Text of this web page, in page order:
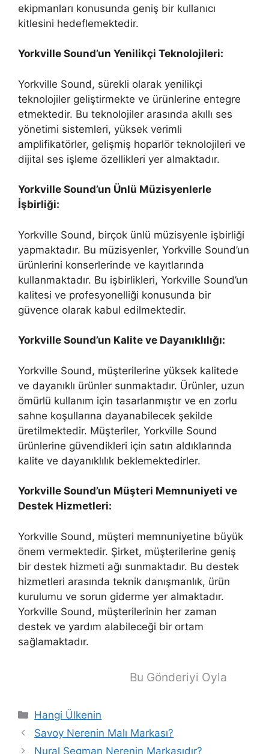
ekipmanları konusunda geniş bir kullanıcı
kitlesini hedeflemektedir.
Yorkville Sound’un Yenilikçi Teknolojileri:
Yorkville Sound, sürekli olarak yenilikçi
teknolojiler geliştirmekte ve ürünlerine entegre
etmektedir. Bu teknolojiler arasında akıllı ses
yönetimi sistemleri, yüksek verimli
amplifikatörler, gelişmiş hoparlör teknolojileri ve
dijital ses işleme özellikleri yer almaktadır.
Yorkville Sound’un Ünlü Müzisyenlerle
İşbirliği:
Yorkville Sound, birçok ünlü müzisyenle işbirliği
yapmaktadır. Bu müzisyenler, Yorkville Sound’un
ürünlerini konserlerinde ve kayıtlarında
kullanmaktadır. Bu işbirlikleri, Yorkville Sound’un
kalitesi ve profesyonelliği konusunda bir
güvence olarak kabul edilmektedir.
Yorkville Sound’un Kalite ve Dayanıklılığı:
Yorkville Sound, müşterilerine yüksek kalitede
ve dayanıklı ürünler sunmaktadır. Ürünler, uzun
ömürlü kullanım için tasarlanmıştır ve en zorlu
sahne koşullarına dayanabilecek şekilde
üretilmektedir. Müşteriler, Yorkville Sound
ürünlerine güvendikleri için satın aldıklarında
kalite ve dayanıklılık beklemektedirler.
Yorkville Sound’un Müşteri Memnuniyeti ve
Destek Hizmetleri:
Yorkville Sound, müşteri memnuniyetine büyük
önem vermektedir. Şirket, müşterilerine geniş
bir destek hizmeti ağı sunmaktadır. Bu destek
hizmetleri arasında teknik danışmanlık, ürün
kurulumu ve sorun giderme yer almaktadır.
Yorkville Sound, müşterilerinin her zaman
destek ve yardım alabileceği bir ortam
sağlamaktadır.
Bu Gönderiyi Oyla
Kategoriler
Hangi Ülkenin
Savoy Nerenin Malı Markası?
Nural Segman Nerenin Markasıdır?